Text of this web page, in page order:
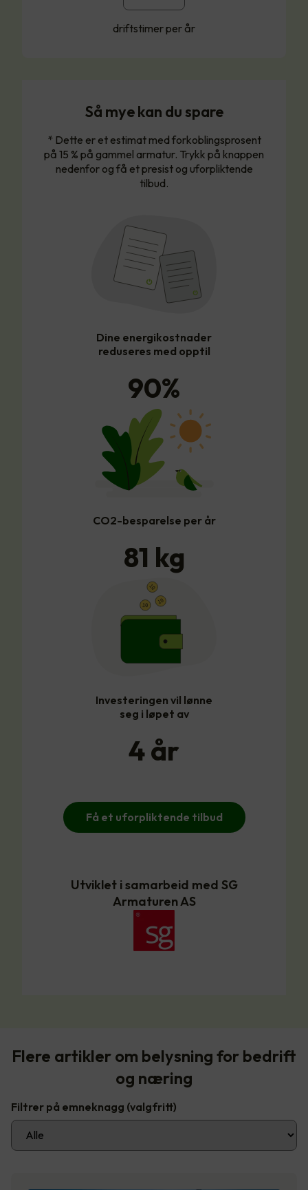
driftstimer per år
Så mye kan du spare
* Dette er et estimat med forkoblingsprosent
på 15 % på gammel armatur. Trykk på knappen
nedenfor og få et presist og uforpliktende
tilbud.
Dine energikostnader
reduseres med opptil
90%
CO2-besparelse per år
81 kg
Investeringen vil lønne
seg i løpet av
4år
Få et uforpliktende tilbud
Utviklet i samarbeid med SG
Armaturen AS
Flere artikler om belysning for bedrift
og næring
Filtrer på emneknagg (valgfritt)